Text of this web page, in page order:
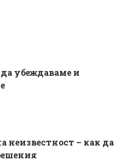
убеждаваме и
неизвестност – как да